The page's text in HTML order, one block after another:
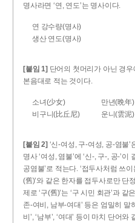
명사라면 ‘연, 연도’는 명사이다.
연 강수량(명사)
생산 연도(명사)
[붙임 1] 단어의 첫머리가 아닌 경
본음대로 적는 것이다.
소녀(少女) 만년(晩年)
비구니(比丘尼)
운니(雲泥)
[붙임 2] ‘신-여성, 구-여성, 공-염불
명사 ‘여성, 염불’에 ‘신-, 구-, 공-’
공염불’로 적는다. ‘접두사처럼 쓰
(舊)’와 같은 한자를 접두사로만 단
제로 ‘구(舊)’는 ‘구 시민 회관’과
존­-여비, 남부-­여대’ 등은 엄밀히 말
비’, ‘남부’, ‘여대’ 등이 마치 단어